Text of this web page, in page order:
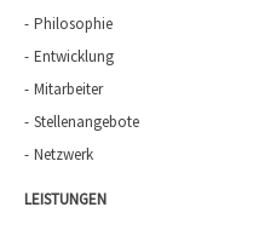
Philosophie
Entwicklung
Mitarbeiter
Stellenangebote
Netzwerk
LEISTUNGEN